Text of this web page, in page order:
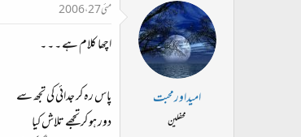
امیداورمحبت
محفلین
مئی 27، 2006
اچھا کلام ہے ۔ ۔ ۔
پاس رہ کر جدائی کی تجھ سے
دور ہو کر تجھے تلاش کیا